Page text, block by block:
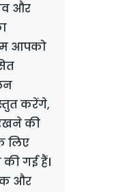
और
आपको
करेंगे,
की
लिए
गई हैं।
और